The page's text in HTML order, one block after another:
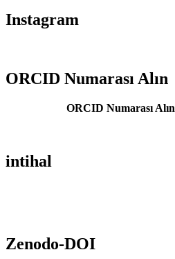
Instagram
ORCID Numarası Alın
ORCID Numarası Alın
intihal
Zenodo-DOI